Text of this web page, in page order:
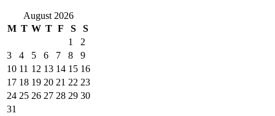
August 2026
M T W T F S
S
1
2
3
4 5 6 7 8
9
10 11 12 13 14 15 16
17 18 19 20 21 22 23
24 25 26 27 28 29 30
31